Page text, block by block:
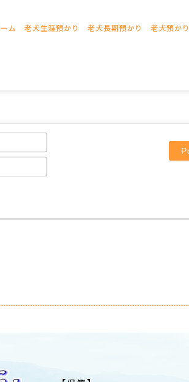
ム 老犬生涯預かり 老犬長期預かり 老犬預かり
Name*
Email*